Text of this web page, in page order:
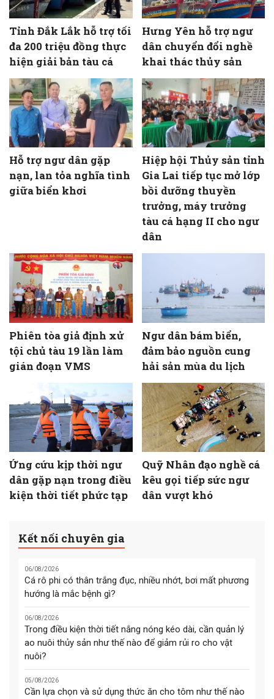
Tỉnh Đắk Lắk hỗ trợ tối
đa 200 triệu đồng thực
hiện giải bản tàu cá
Hưng Yên hỗ trợ ngư
dân chuyển đổi nghề
khai thác thủy sản
Hỗ trợ ngư dân gặp
nạn, lan tỏa nghĩa tình
giữa biển khơi
Hiệp hội Thủy sản tỉnh
Gia Lai tiếp tục mở lớp
bồi dưỡng thuyền
trưởng, máy trưởng
tàu cá hạng II cho ngư
dân
Phiên tòa giả định xử
tội chủ tàu 19 lần làm
gián đoạn VMS
Ngư dân bám biển,
đảm bảo nguồn cung
hải sản mùa du lịch
Ứng cứu kịp thời ngư
dân gặp nạn trong điều
kiện thời tiết phức tạp
Quỹ Nhân đạo nghề cá
kêu gọi tiếp sức ngư
dân vượt khó
Kết nối chuyên gia
06/08/2026
Cá rô phi có thân trắng đục, nhiều nhớt, bơi mất phương
hướng là mắc bệnh gì?
06/08/2026
Trong điều kiện thời tiết nắng nóng kéo dài, cần quản lý
ao nuôi thủy sản như thế nào để giảm rủi ro cho vật
nuôi?
05/08/2026
Cần lựa chọn và sử dụng thức ăn cho tôm như thế nào